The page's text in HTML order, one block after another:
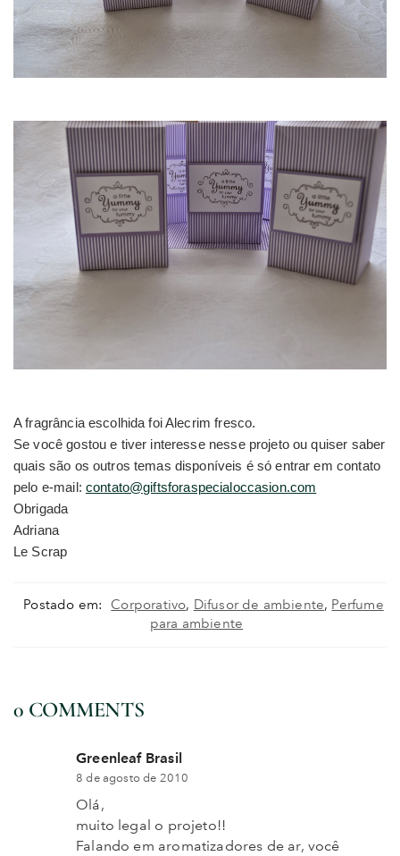
A fragrância escolhida foi Alecrim fresco.
Se você gostou e tiver interesse nesse projeto ou quiser saber
quais são os outros temas disponíveis é só entrar em contato
pelo e-mail: contato@giftsforaspecialoccasion.com
Obrigada
Adriana
Le Scrap
Postado em: Corporativo, Difusor de ambiente, Perfume
para ambiente
0 COMMENTS
Greenleaf Brasil
8 de agosto de 2010
Olá,
muito legal o projeto!!
Falando em aromatizadores de ar, você